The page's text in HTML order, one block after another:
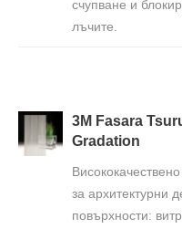
счупване и
лъчите.
3M Fasara
Gradation
за архитектурни
повърхности: